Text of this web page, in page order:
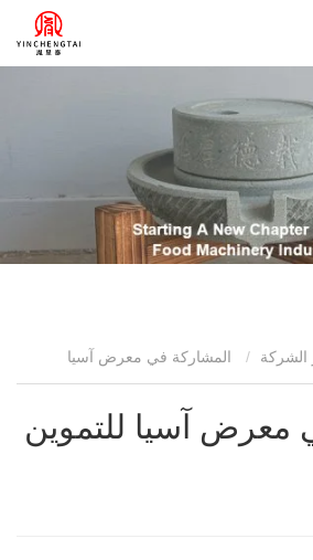
الشركة المشاركة في معرض آسيا
معرض آسيا للتموين